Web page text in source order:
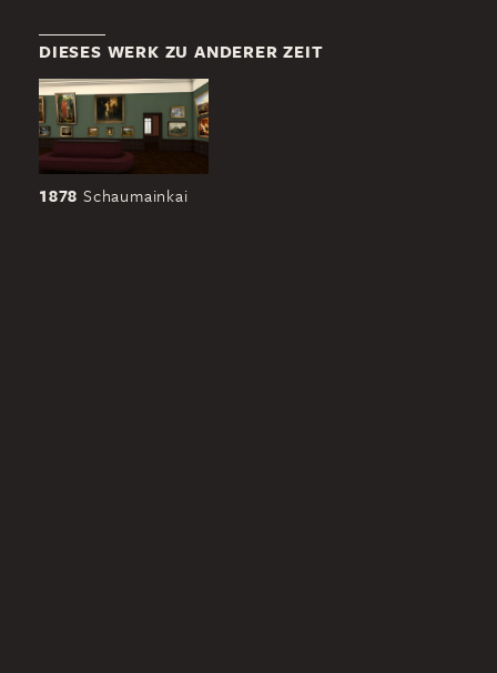
DIESES WERK ZU ANDERER ZEIT
1878 Schaumainkai